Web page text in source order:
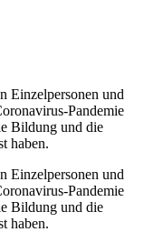
Einzelpersonen und
Pandemie
Bildung und die
haben.
Einzelpersonen und
Pandemie
Bildung und die
haben.